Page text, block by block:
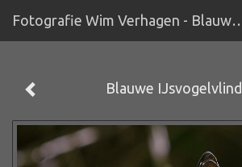
Fotografie Wim Verhagen -
Blauwe